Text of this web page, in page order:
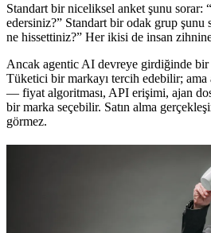
Standart bir niceliksel anket şunu sorar:
edersiniz?” Standart bir odak grup şunu
ne hissettiniz?” Her ikisi de insan
Ancak agentic AI devreye girdiğinde bir
Tüketici bir markayı tercih edebilir; ama
— fiyat algoritması, API erişimi, ajan
bir marka seçebilir. Satın alma
görmez.